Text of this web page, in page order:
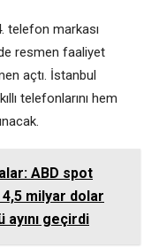
telefon markası
resmen faaliyet
açtı. İstanbul
telefonlarını hem
ABD spot
milyar dolar
ayını geçirdi